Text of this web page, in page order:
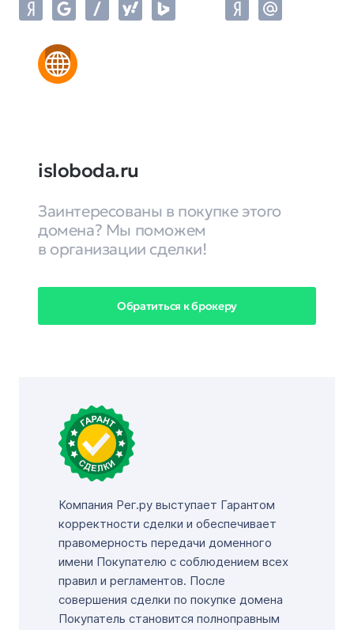
isloboda.ru
Заинтересованы в покупке этого
домена? Мы поможем
в организации сделки!
Обратиться к брокеру
Компания Рег.ру выступает Гарантом
корректности сделки и обеспечивает
правомерность передачи доменного
имени Покупателю с соблюдением всех
правил и регламентов. После
совершения сделки по покупке домена
Покупатель становится полноправным